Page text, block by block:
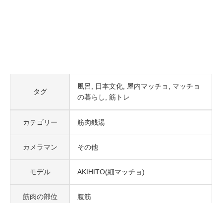
タグ
風呂 日本文化 屋内マッチョ
マッチョ
の暮らし
筋トレ
カテゴリー 筋肉銭湯
カメラマン その他
モデル AKIHITO(細マッチョ)
筋肉の部位 腹筋